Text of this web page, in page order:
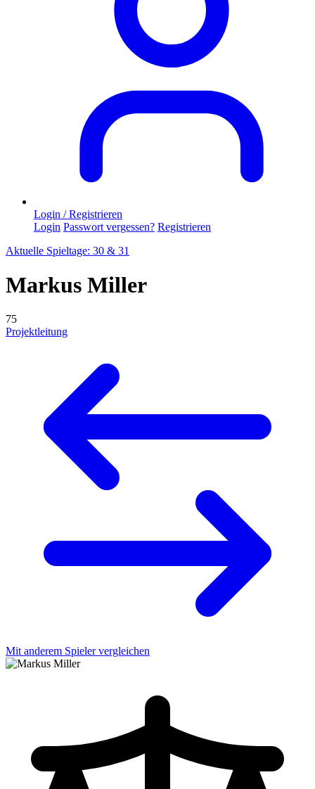
Login / Registrieren
Login Passwort vergessen? Registrieren
Aktuelle Spieltage: 30 & 31
Markus Miller
75
Projektleitung
Mit anderem Spieler vergleichen